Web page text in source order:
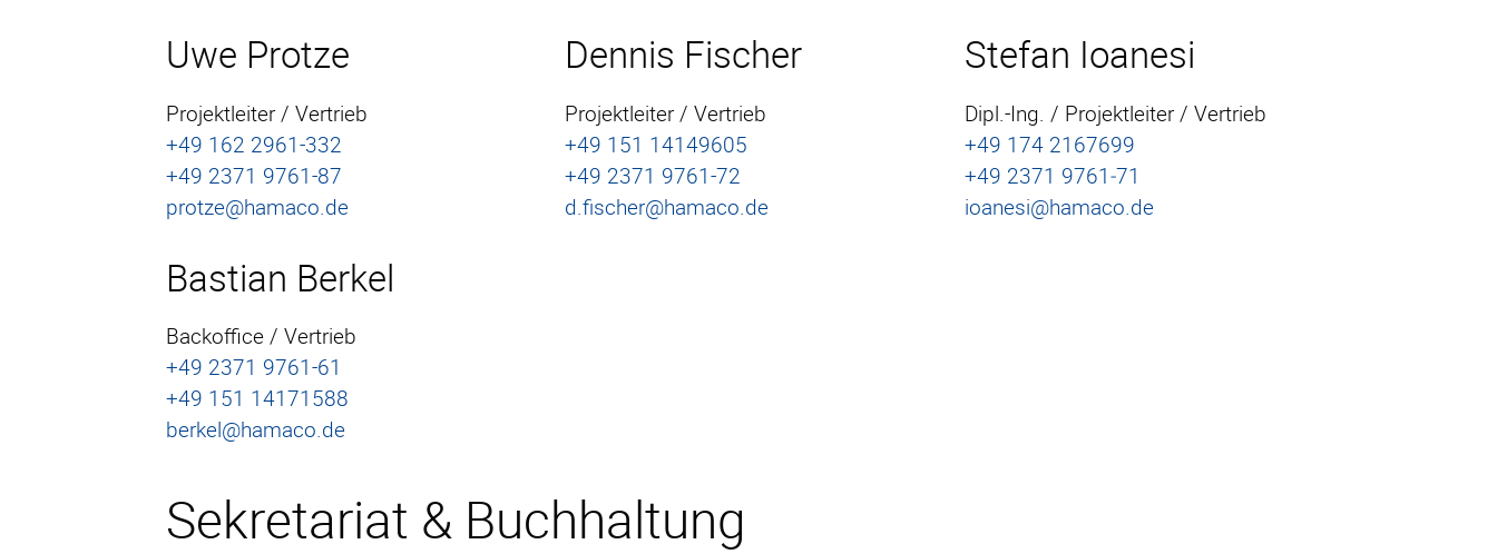
Start
Projekte
Uwe Protze
Projektleiter / Vertrieb
+49 162 2961-332
+49 2371 9761-87
protze@hamaco.de
Dennis Fischer
Projektleiter / Vertrieb
+49 151 14149605
+49 2371 9761-72
d.fischer@hamaco.de
Stefan Ioanesi
Dipl.-Ing. / Projektleiter / Vertrieb
+49 174 2167699
+49 2371 9761‑71
ioanesi@hamaco.de
Bastian Berkel
Backoffice / Vertrieb
+49 2371 9761-61
+49 151 14171588
berkel@hamaco.de
Sekretariat & Buchhaltung